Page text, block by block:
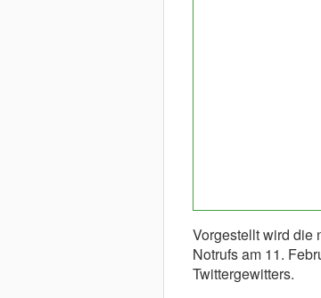
Vorgestellt wird die
Notrufs am 11.
Twittergewitters.